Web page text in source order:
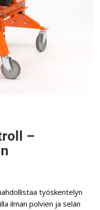
–
työskentelyn
ilman polvien ja selän